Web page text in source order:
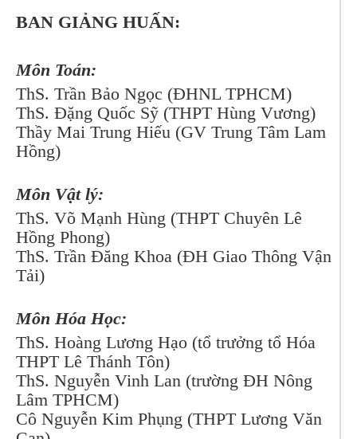
BAN GIẢNG HUẤN:
Môn Toán:
ThS. Trần Bảo Ngọc (ĐHNL TPHCM)
ThS. Đặng Quốc Sỹ (THPT Hùng Vương)
Thầy Mai Trung Hiếu (GV Trung Tâm Lam
Hồng)
Môn Vật lý:
ThS. Võ Mạnh Hùng (THPT Chuyên Lê
Hồng Phong)
ThS. Trần Đăng Khoa (ĐH Giao Thông Vận
Tải)
Môn Hóa Học:
ThS. Hoàng Lương Hạo (tổ trưởng tổ Hóa
THPT Lê Thánh Tôn)
ThS. Nguyễn Vinh Lan (trường ĐH Nông
Lâm TPHCM)
Cô Nguyễn Kim Phụng (THPT Lương Văn